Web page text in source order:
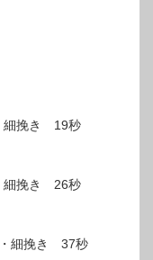
細挽き 19秒
細挽き 26秒
細挽き 37秒